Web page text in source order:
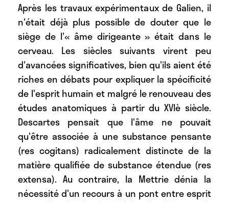
Après les travaux expérimentaux de Galien, il
n'était déjà plus possible de douter que le
siège de l'« âme dirigeante » était dans le
cerveau. Les siècles suivants virent peu
d'avancées significatives, bien qu'ils aient été
riches en débats pour expliquer la spécificité
de l'esprit humain et malgré le renouveau des
études anatomiques à partir du XVIè siècle.
Descartes pensait que l'âme ne pouvait
qu'être associée à une substance pensante
(res cogitans) radicalement distincte de la
matière qualifiée de substance étendue (res
extensa). Au contraire, la Mettrie dénia la
nécessité d'un recours à un pont entre esprit